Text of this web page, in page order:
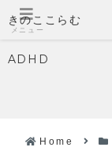
きのここらむ
ADHD
Home
メニュー